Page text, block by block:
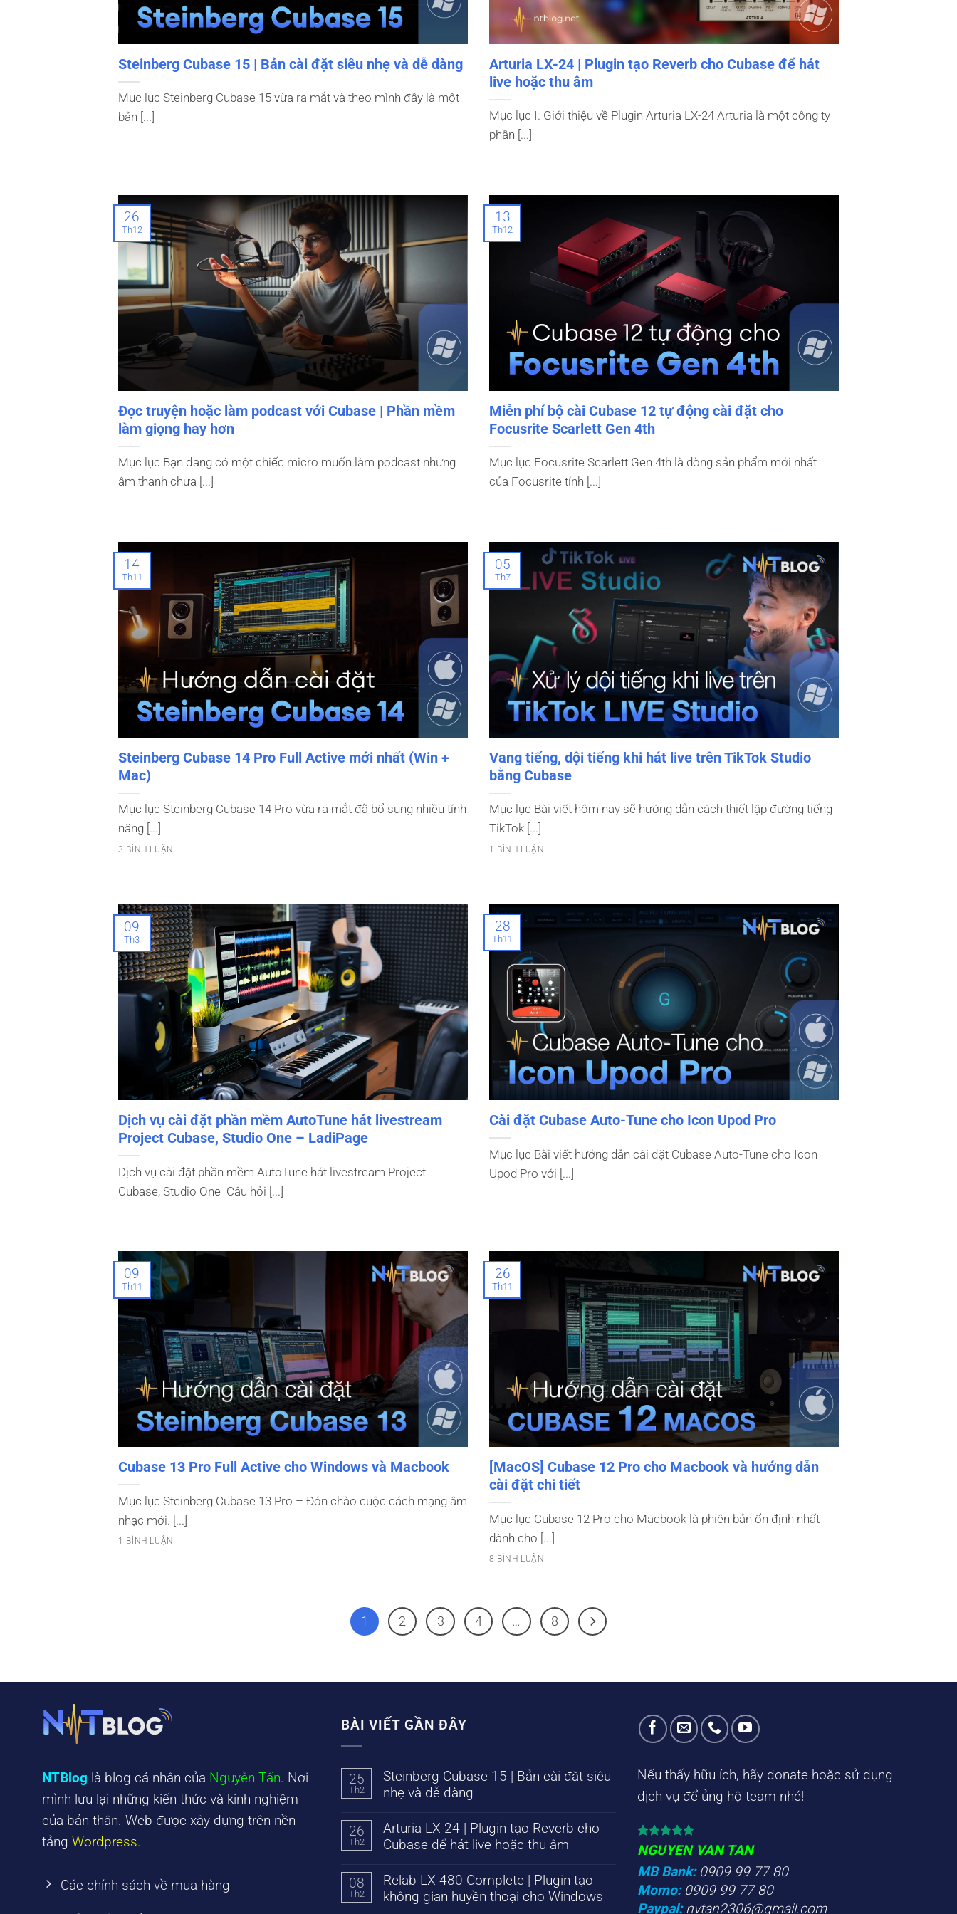
Steinberg Cubase 15 | Bản cài đặt siêu nhẹ và dễ dàng
Mục lục Steinberg Cubase 15 vừa ra mắt và theo mình đây là một
bản [...]
Arturia LX-24 | Plugin tạo Reverb cho Cubase để hát
live hoặc thu âm
Mục lục I. Giới thiệu về Plugin Arturia LX-24 Arturia là một công ty
phần [...]
Đọc truyện hoặc làm podcast với Cubase | Phần mềm
làm giọng hay hơn
Mục lục Bạn đang có một chiếc micro muốn làm podcast nhưng
âm thanh chưa [...]
26
Th12
Miễn phí bộ cài Cubase 12 tự động cài đặt cho
Focusrite Scarlett Gen 4th
Mục lục Focusrite Scarlett Gen 4th là dòng sản phẩm mới nhất
của Focusrite tính [...]
13
Th12
Steinberg Cubase 14 Pro Full Active mới nhất (Win +
Mac)
Mục lục Steinberg Cubase 14 Pro vừa ra mắt đã bổ sung nhiều tính
năng [...]
3 BÌNH LUẬN
14
Th11
Vang tiếng, dội tiếng khi hát live trên TikTok Studio
bằng Cubase
Mục lục Bài viết hôm nay sẽ hướng dẫn cách thiết lập đường tiếng
TikTok [...]
1 BÌNH LUẬN
05
Th7
Dịch vụ cài đặt phần mềm AutoTune hát livestream
Project Cubase, Studio One – LadiPage
Dịch vụ cài đặt phần mềm AutoTune hát livestream Project
Cubase, Studio One Câu hỏi [...]
09
Th3
Cài đặt Cubase Auto-Tune cho Icon Upod Pro
Mục lục Bài viết hướng dẫn cài đặt Cubase Auto-Tune cho Icon
Upod Pro với [...]
28
Th11
Cubase 13 Pro Full Active cho Windows và Macbook
Mục lục Steinberg Cubase 13 Pro – Đón chào cuộc cách mạng âm
nhạc mới. [...]
1 BÌNH LUẬN
09
Th11
[MacOS] Cubase 12 Pro cho Macbook và hướng dẫn
cài đặt chi tiết
Mục lục Cubase 12 Pro cho Macbook là phiên bản ổn định nhất
dành cho [...]
8 BÌNH LUẬN
26
Th11
1 2 3 4 … 8
NTBlog là blog cá nhân của Nguyễn Tấn. Nơi
mình lưu lại những kiến thức và kinh nghiệm
của bản thân. Web được xây dựng trên nền
tảng Wordpress.
Các chính sách về mua hàng
BÀI VIẾT GẦN ĐÂY
25
Th2
Steinberg Cubase 15 | Bản cài đặt siêu
nhẹ và dễ dàng
26
Th2
Arturia LX-24 | Plugin tạo Reverb cho
Cubase để hát live hoặc thu âm
08
Th2
Relab LX-480 Complete | Plugin tạo
không gian huyền thoại cho Windows
Nếu thấy hữu ích, hãy donate hoặc sử dụng
dịch vụ để ủng hộ team nhé!
NGUYEN VAN TAN
MB Bank:0909 99 77 80
Momo:0909 99 77 80
Paypal:nvtan2306@gmail.com